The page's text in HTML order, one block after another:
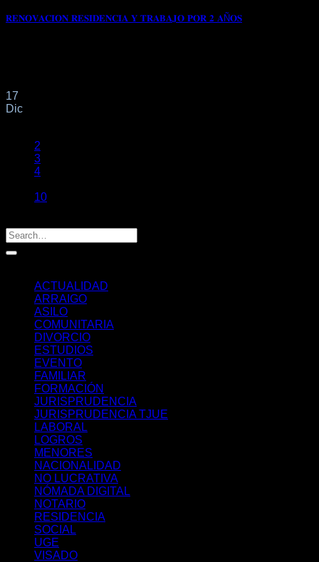
𝐑𝐄𝐍𝐎𝐕𝐀𝐂𝐈𝐎𝐍 𝐑𝐄𝐒𝐈𝐃𝐄𝐍𝐂𝐈𝐀 𝐘 𝐓𝐑𝐀𝐁𝐀𝐉𝐎 𝐏𝐎𝐑 𝟐 𝐀Ñ𝐎𝐒
17
Dic
2
3
4
10
ACTUALIDAD
ARRAIGO
ASILO
COMUNITARIA
DIVORCIO
ESTUDIOS
EVENTO
FAMILIAR
FORMACIÓN
JURISPRUDENCIA
JURISPRUDENCIA TJUE
LABORAL
LOGROS
MENORES
NACIONALIDAD
NO LUCRATIVA
NÓMADA DIGITAL
NOTARIO
RESIDENCIA
SOCIAL
UGE
VISADO